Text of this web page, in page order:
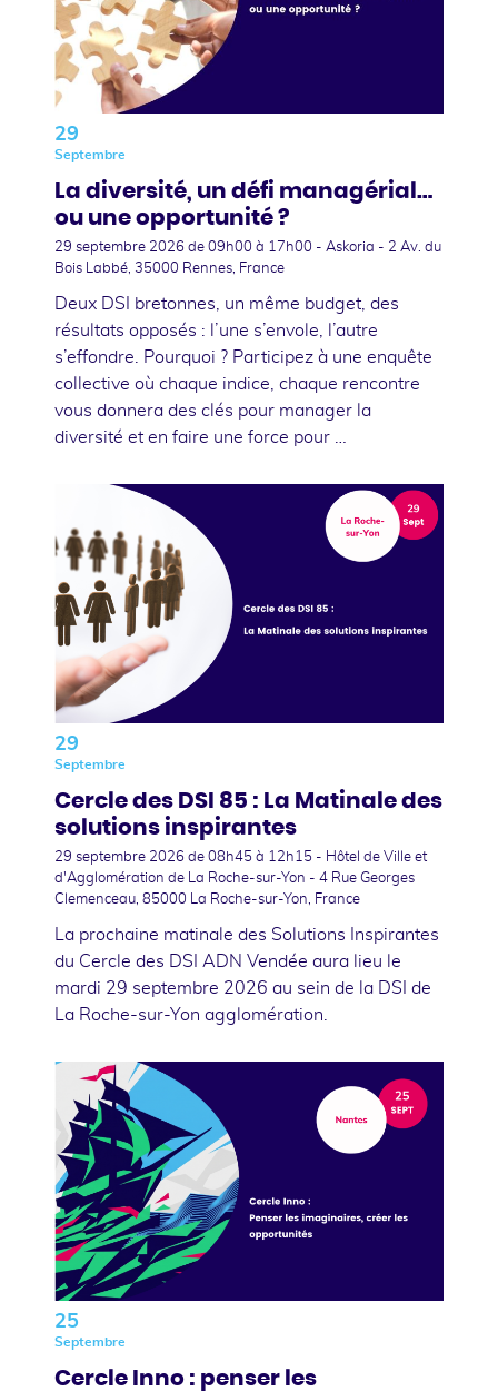
29
Septembre
La diversité, un défi managérial…
ou une opportunité ?
29 septembre 2026 de 09h00 à 17h00 - Askoria - 2 Av. du
Bois Labbé, 35000 Rennes, France
Deux DSI bretonnes, un même budget, des
résultats opposés : l’une s’envole, l’autre
s’effondre. Pourquoi ? Participez à une enquête
collective où chaque indice, chaque rencontre
vous donnera des clés pour manager la
diversité et en faire une force pour …
29
Septembre
Cercle des DSI 85 : La Matinale des
solutions inspirantes
29 septembre 2026 de 08h45 à 12h15 - Hôtel de Ville et
d'Agglomération de La Roche-sur-Yon - 4 Rue Georges
Clemenceau, 85000 La Roche-sur-Yon, France
La prochaine matinale des Solutions Inspirantes
du Cercle des DSI ADN Vendée aura lieu le
mardi 29 septembre 2026 au sein de la DSI de
La Roche-sur-Yon agglomération.
25
Septembre
Cercle Inno : penser les